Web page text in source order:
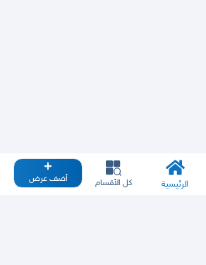
الرئيسية كل الأقسام أضف عرض